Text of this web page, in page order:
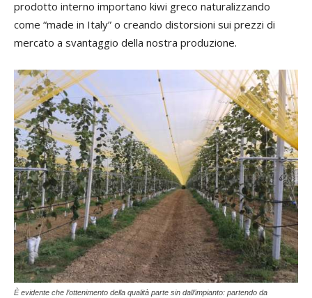
prodotto interno importano kiwi greco naturalizzando
come “made in Italy” o creando distorsioni sui prezzi di
mercato a svantaggio della nostra produzione.
È evidente che l’ottenimento della qualità parte sin dall’impianto: partendo da